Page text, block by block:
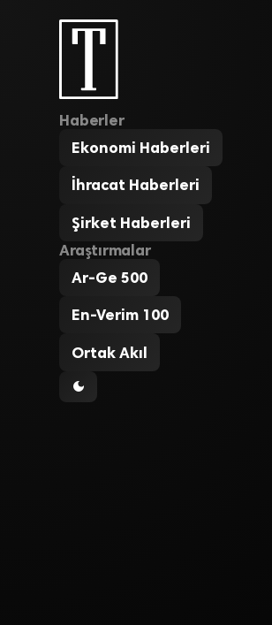
Haberler
Ekonomi Haberleri
İhracat Haberleri
Şirket Haberleri
Araştırmalar
Ar-Ge 500
En-Verim 100
Ortak Akıl